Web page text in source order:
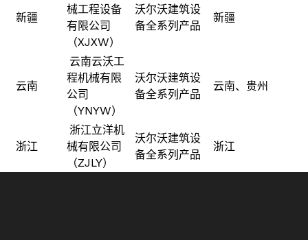
新疆
械工程设备
有限公司
（XJXW）
沃尔沃建筑设
备全系列产品
新疆
云南
云南云沃工
程机械有限
公司
（YNYW）
沃尔沃建筑设
备全系列产品
云南、贵州
浙江
浙江立洋机
械有限公司
（ZJLY）
沃尔沃建筑设
备全系列产品
浙江